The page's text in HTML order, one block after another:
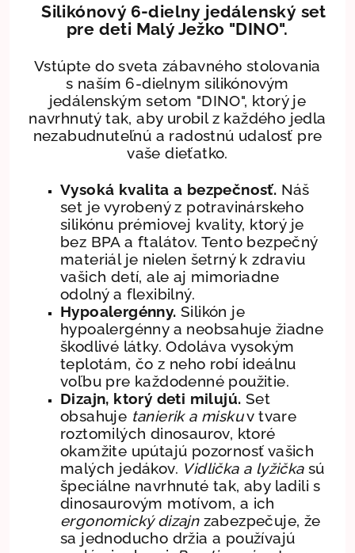
Silikónový 6-dielny jedálenský set
pre deti Malý Ježko "DINO".
Vstúpte do sveta zábavného stolovania
s naším 6-dielnym silikónovým
jedálenským setom "DINO", ktorý je
navrhnutý tak, aby urobil z každého jedla
nezabudnuteľnú a radostnú udalosť pre
vaše dieťatko.
Vysoká kvalita a bezpečnosť. Náš
set je vyrobený z potravinárskeho
silikónu prémiovej kvality, ktorý je
bez BPA a ftalátov. Tento bezpečný
materiál je nielen šetrný k zdraviu
vašich detí, ale aj mimoriadne
odolný a flexibilný.
Hypoalergénny. Silikón je
hypoalergénny a neobsahuje žiadne
škodlivé látky. Odoláva vysokým
teplotám, čo z neho robí ideálnu
voľbu pre každodenné použitie.
Dizajn, ktorý deti milujú. Set
obsahuje tanierik a miskuv tvare
roztomilých dinosaurov, ktoré
okamžite upútajú pozornosť vašich
malých jedákov. Vidlička a lyžičkasú
špeciálne navrhnuté tak, aby ladili s
dinosaurovým motívom, a ich
ergonomický dizajnzabezpečuje, že
sa jednoducho držia a používajú